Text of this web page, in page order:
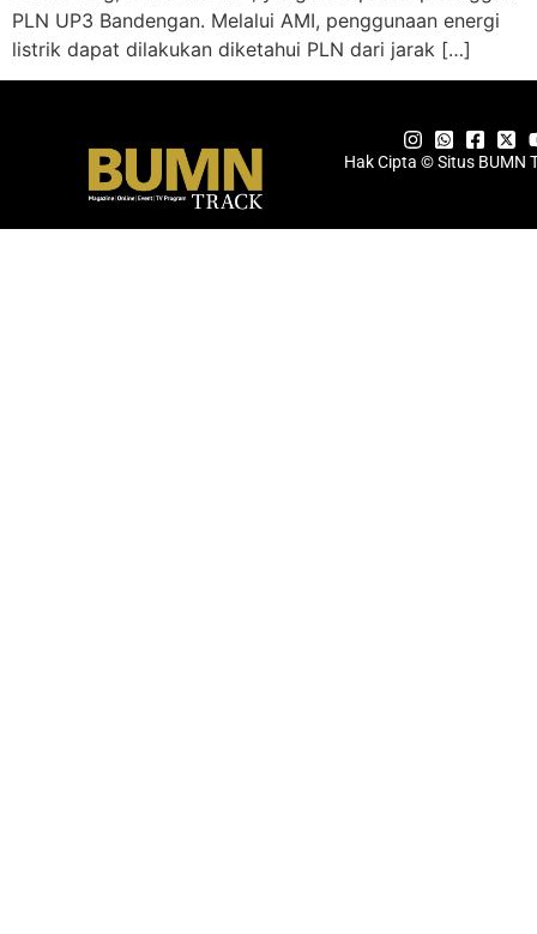
PLN UP3 Bandengan. Melalui AMI, penggunaan energi
listrik dapat dilakukan diketahui PLN dari jarak […]
Hak Cipta © Situs BUMN